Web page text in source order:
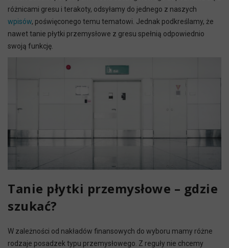
różnicami gresu i terakoty, odsyłamy do jednego z naszych
wpisów, poświęconego temu tematowi. Jednak podkreślamy, że
nawet tanie płytki przemysłowe z gresu spełnią odpowiednio
swoją funkcję.
Tanie płytki przemysłowe – gdzie
szukać?
W zależności od nakładów finansowych do wyboru mamy różne
rodzaje posadzek typu przemysłowego. Z reguły nie chcemy